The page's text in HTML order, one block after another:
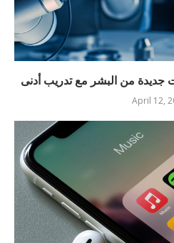
جديدة من البشر مع تدريب أدنى
April 12,